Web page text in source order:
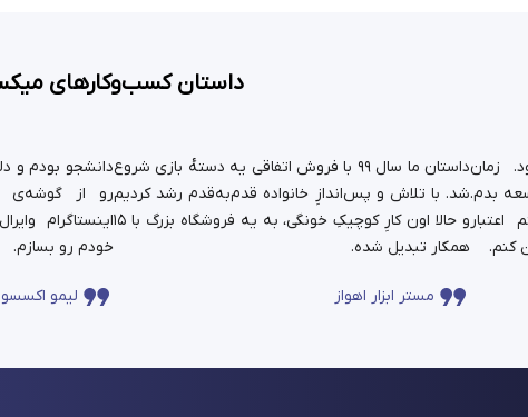
داستان کسب‌وکارهای
دانشجو بودم و
رو از گوشه‌ی
اینستاگرام
خودم رو بسازم.
لیمو
داستان ما سال ۹۹ با فروش اتفاقی یه دسته‌ٔ بازی شروع
شد. با تلاش و پس‌اندازِ خانواده قدم‌به‌قدم رشد کردیم
و حالا اون کارِ کوچیکِ خونگی، به یه فروشگاه بزرگ با ۱۵
همکار تبدیل شده.
مستر ابزار اهواز
بود. زمان
بدم.
اعتبار
کنم.